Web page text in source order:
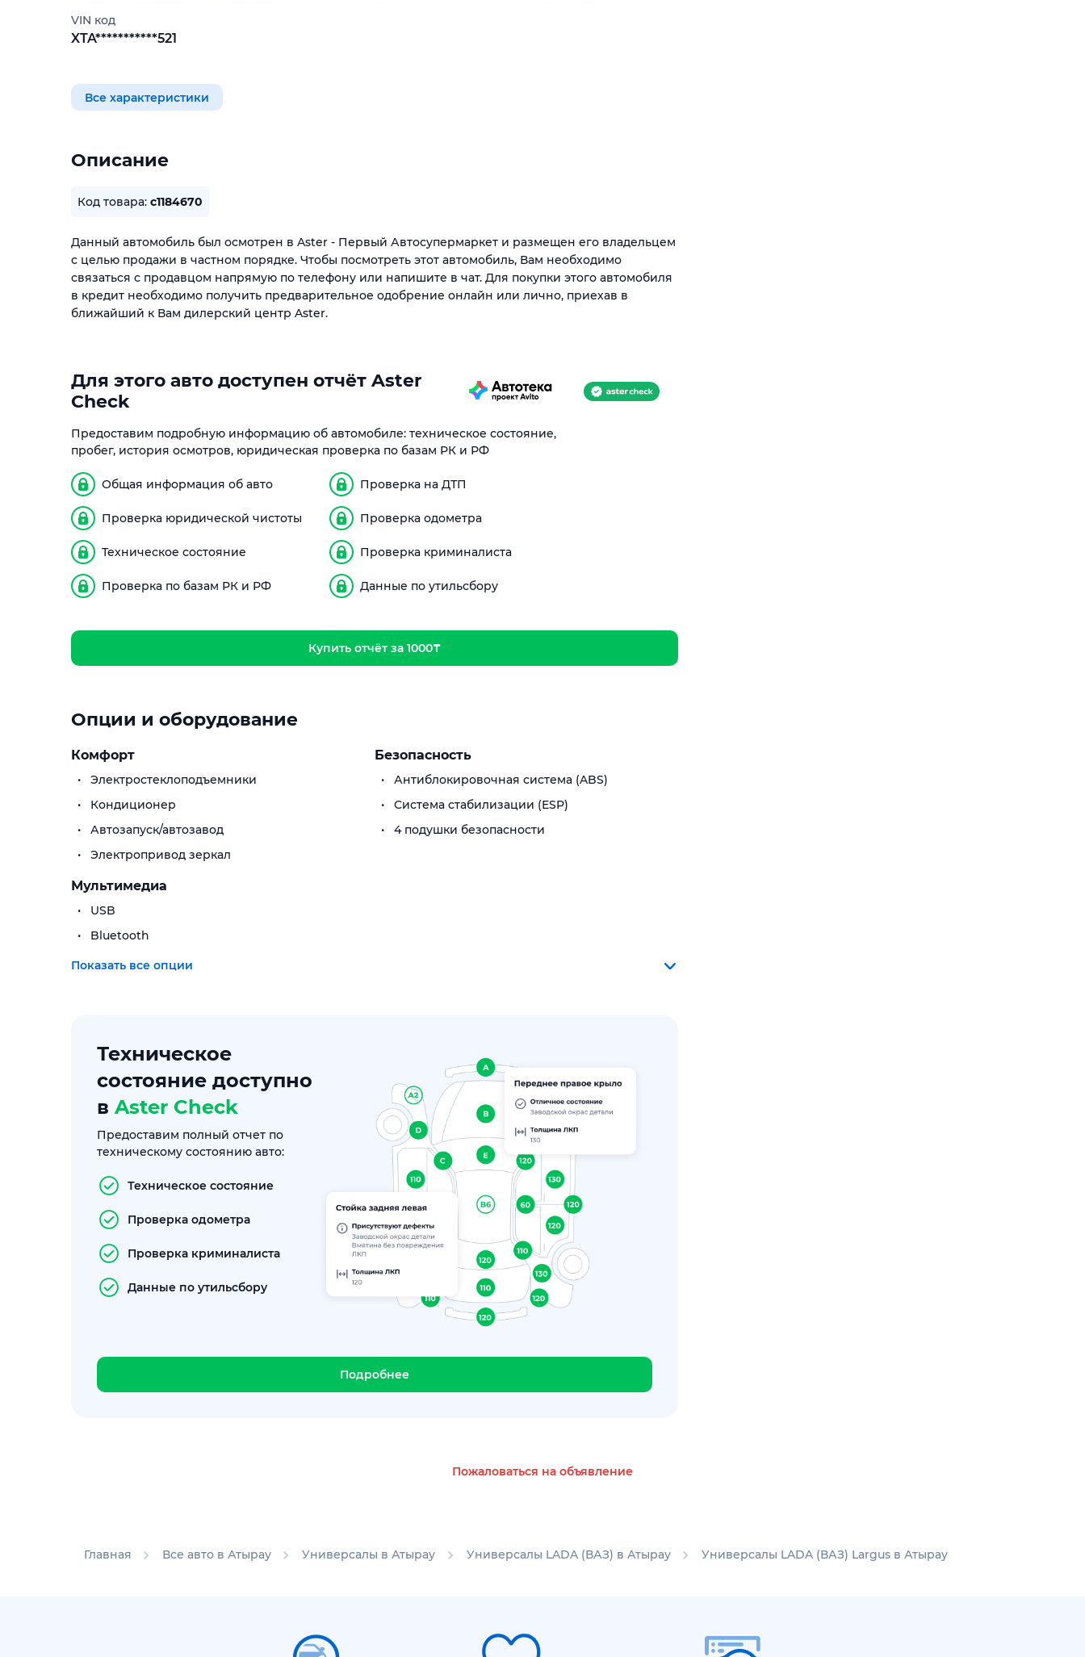
VIN код
XTA***********521
Все характеристики
Описание
Код товара: c1184670
Данный автомобиль был осмотрен в Aster - Первый Автосупермаркет и размещен его владельцем
с целью продажи в частном порядке. Чтобы посмотреть этот автомобиль, Вам необходимо
связаться с продавцом напрямую по телефону или напишите в чат. Для покупки этого автомобиля
в кредит необходимо получить предварительное одобрение онлайн или лично, приехав в
ближайший к Вам дилерский центр Aster.
Для этого авто доступен отчёт Aster
Check
Предоставим подробную информацию об автомобиле: техническое состояние,
пробег, история осмотров, юридическая проверка по базам РК и РФ
Общая информация об авто Проверка на ДТП
Проверка юридической чистоты Проверка одометра
Техническое состояние Проверка криминалиста
Проверка по базам РК и РФ Данные по утильсбору
Купить отчёт за 1000₸
Опции и оборудование
Комфорт
Электростеклоподъемники
Кондиционер
Автозапуск/автозавод
Электропривод зеркал
Безопасность
Антиблокировочная система (ABS)
Система стабилизации (ESP)
4 подушки безопасности
Мультимедиа
USB
Bluetooth
Показать все опции
Техническое
состояние доступно
в Aster Check
Предоставим полный отчет по
техническому состоянию авто:
Техническое состояние
Проверка одометра
Проверка криминалиста
Данные по утильсбору
Подробнее
Пожаловаться на объявление
Главная Все авто в Атырау Универсалы в Атырау Универсалы LADA (ВАЗ) в Атырау Универсалы LADA (ВАЗ) Largus в Атырау